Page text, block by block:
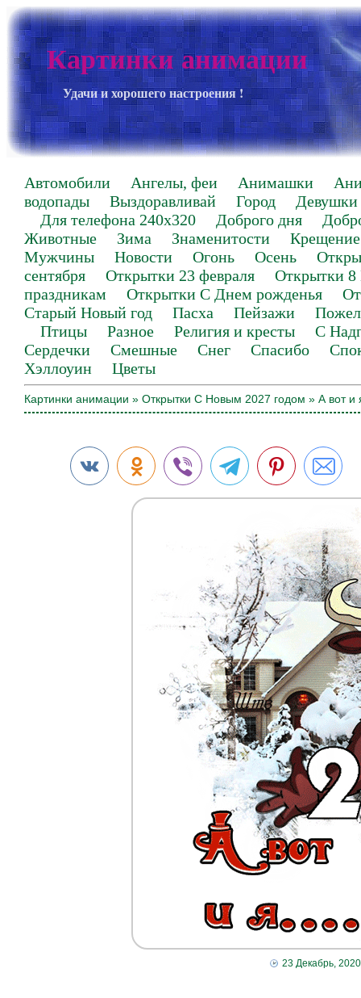
Картинки анимации
Удачи и хорошего настроения !
Автомобили Ангелы, феи Анимашки
водопады
Выздоравливай Город
Девушки
Для телефона 240х320
Доброго дня
Животные
Зима Знаменитости
Крещение
Мужчины
Новости Огонь Осень
сентября
Открытки 23 февраля
Открытки 8
праздникам
Открытки С Днем рожденья
Старый Новый год
Пасха Пейзажи
Птицы
Разное Религия и кресты
С
Сердечки
Смешные Снег Спасибо
Хэллоуин
Цветы
Картинки анимации » Открытки С Новым 2027 годом » А вот и
23 Декабрь, 2020